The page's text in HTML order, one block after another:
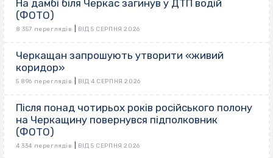
На дамбі біля Черкас загинув у ДТП водій
(ФОТО)
8 357 переглядів ВІД 5 СЕРПНЯ 2026
Черкащан запрошують утворити «живий
коридор»
5 896 переглядів ВІД 4 СЕРПНЯ 2026
Після понад чотирьох років російського полону
на Черкащину повернувся підполковник
(ФОТО)
4 334 переглядів ВІД 5 СЕРПНЯ 2026